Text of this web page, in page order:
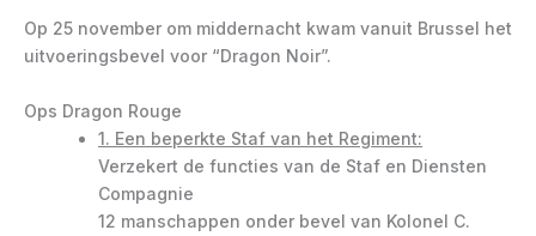
Op 25 november om middernacht kwam vanuit Brussel het
uitvoeringsbevel voor “Dragon Noir”.
Ops Dragon Rouge
1. Een beperkte Staf van het Regiment:
Verzekert de functies van de Staf en Diensten
Compagnie
12 manschappen onder bevel van Kolonel C.